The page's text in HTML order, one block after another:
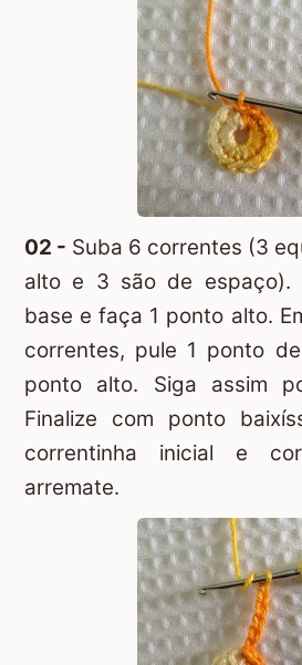
02 - Suba 6 correntes (3
alto e 3 são de espaço).
base e faça 1 ponto alto.
correntes, pule 1 ponto
ponto alto. Siga assim
Finalize com ponto
correntinha inicial e
arremate.